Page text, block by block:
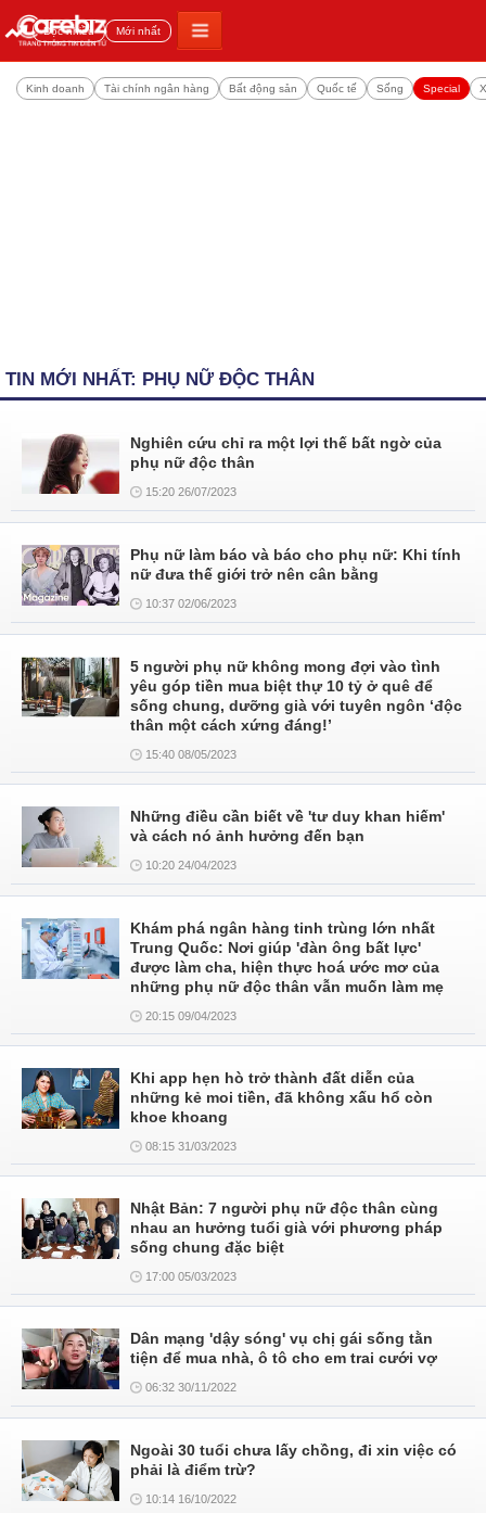
Đọc nhiều Mới nhất
Kinh doanh Tài chính ngân hàng Bất động sản Quốc tế Sống Special
TIN MỚI NHẤT: PHỤ NỮ ĐỘC THÂN
Nghiên cứu chỉ ra một lợi thế bất ngờ của
phụ nữ độc thân
15:20 26/07/2023
Phụ nữ làm báo và báo cho phụ nữ: Khi tính
nữ đưa thế giới trở nên cân bằng
10:37 02/06/2023
5 người phụ nữ không mong đợi vào tình
yêu góp tiền mua biệt thự 10 tỷ ở quê để
sống chung, dưỡng già với tuyên ngôn ‘độc
thân một cách xứng đáng!’
15:40 08/05/2023
Những điều cần biết về 'tư duy khan hiếm'
và cách nó ảnh hưởng đến bạn
10:20 24/04/2023
Khám phá ngân hàng tinh trùng lớn nhất
Trung Quốc: Nơi giúp 'đàn ông bất lực'
được làm cha, hiện thực hoá ước mơ của
những phụ nữ độc thân vẫn muốn làm mẹ
20:15 09/04/2023
Khi app hẹn hò trở thành đất diễn của
những kẻ moi tiền, đã không xấu hổ còn
khoe khoang
08:15 31/03/2023
Nhật Bản: 7 người phụ nữ độc thân cùng
nhau an hưởng tuổi già với phương pháp
sống chung đặc biệt
17:00 05/03/2023
Dân mạng 'dậy sóng' vụ chị gái sống tằn
tiện để mua nhà, ô tô cho em trai cưới vợ
06:32 30/11/2022
Ngoài 30 tuổi chưa lấy chồng, đi xin việc có
phải là điểm trừ?
10:14 16/10/2022